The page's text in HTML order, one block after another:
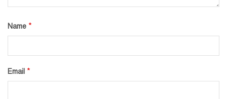
Name *
Email *